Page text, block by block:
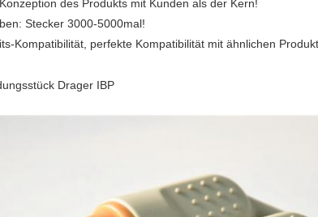
des Produkts mit Kunden als der Kern!
Stecker 3000-5000mal!
Kompatibilität, perfekte Kompatibilität mit ähnlichen
Drager IBP